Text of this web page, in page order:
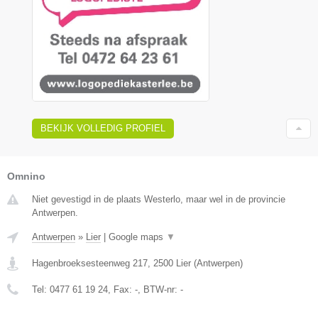
BEKIJK VOLLEDIG PROFIEL
Omnino
Niet gevestigd in de plaats Westerlo, maar wel in de provincie
Antwerpen.
Antwerpen » Lier | Google maps ▼
Hagenbroeksesteenweg 217 2500 Lier (Antwerpen)
Tel: 0477 61 19 24 , Fax: - , BTW-nr: -